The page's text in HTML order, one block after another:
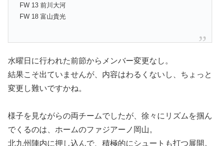
FW 13 前川大河
FW 18 富山貴光
水曜日に行われた前節からメンバー変更なし。
結果こそ出ていませんが、内容はわるくないし、ちょっと
変更し難いですかね。
様子を見ながらの両チームでしたが、徐々にリズムを掴ん
でくるのは、ホームのファジアーノ岡山。
北九州陣内に押し込んで、積極的にシュートも打つ展開。